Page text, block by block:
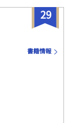
29
書籍情報